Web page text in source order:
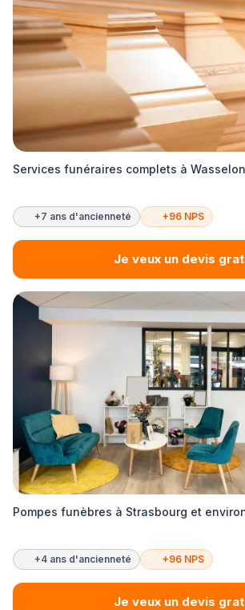
Services funéraires complets à
+7 ans d'ancienneté +96 NPS
Je veux un devis
Pompes funèbres à Strasbourg et
+4 ans d'ancienneté +96 NPS
Je veux un devis